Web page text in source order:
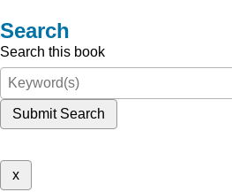
Search
Search this book
Submit Search
x